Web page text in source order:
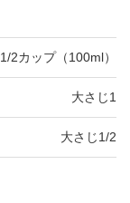
1/2カップ（100ml）
大さじ1
大さじ1/2